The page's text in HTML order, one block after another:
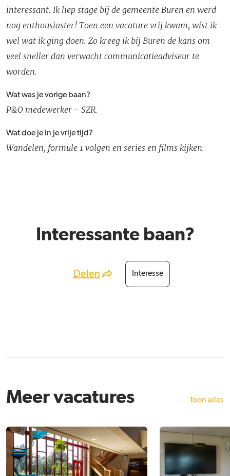
interessant. Ik liep stage bij de gemeente Buren en werd
nog enthousiaster! Toen een vacature vrij kwam, wist ik
wel wat ik ging doen. Zo kreeg ik bij Buren de kans om
veel sneller dan verwacht communicatieadviseur te
worden.
Wat was je vorige baan?
P&O medewerker - SZR.
Wat doe je in je vrije tijd?
Wandelen, formule 1 volgen en series en films kijken.
Interessante baan?
Delen Interesse
Meer vacatures Toon alles